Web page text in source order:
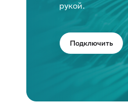
рукой.
Подключить